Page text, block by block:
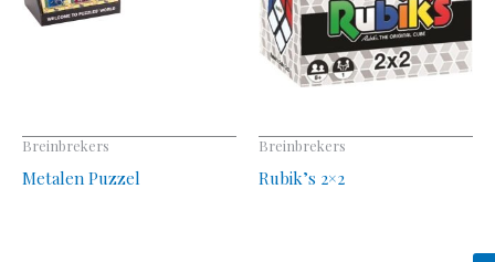
Breinbrekers
Metalen Puzzel
kan
gekozen
op
Breinbrekers
Rubik’s 2×2